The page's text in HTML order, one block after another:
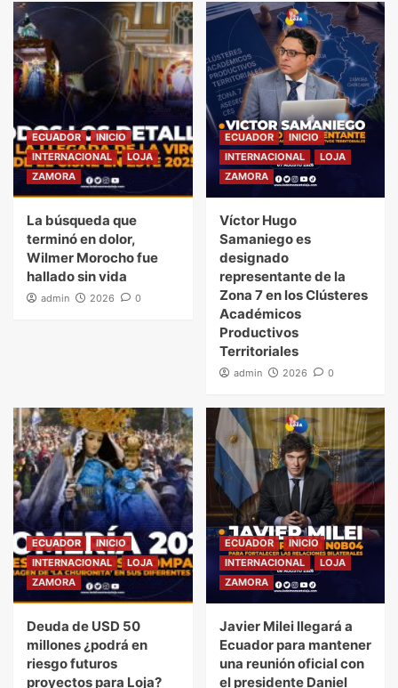
ECUADOR
INICIO
INTERNACIONAL
LOJA
ZAMORA
La búsqueda que
terminó en dolor,
Wilmer Morocho fue
hallado sin vida
admin 2026 0
ECUADOR
INICIO
INTERNACIONAL
LOJA
ZAMORA
Víctor Hugo
Samaniego es
designado
representante de la
Zona 7 en los Clústeres
Académicos
Productivos
Territoriales
admin 2026 0
ECUADOR
INICIO
INTERNACIONAL
LOJA
ZAMORA
Deuda de USD 50
millones ¿podrá en
riesgo futuros
proyectos para Loja?
ECUADOR
INICIO
INTERNACIONAL
LOJA
ZAMORA
Javier Milei llegará a
Ecuador para mantener
una reunión oficial con
el presidente Daniel